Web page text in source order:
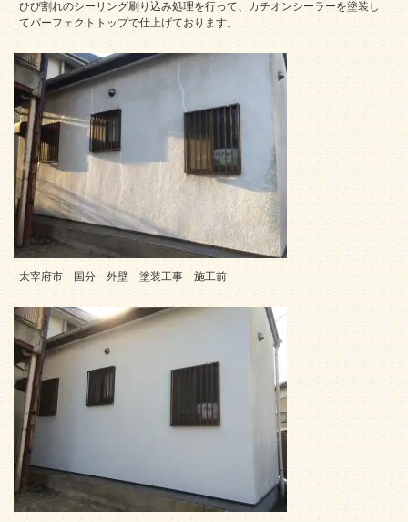
ひび割れのシーリング刷り込み処理を行って、カチオンシーラーを塗装し
てパーフェクトトップで仕上げております。
太宰府市 国分 外壁 塗装工事 施工前